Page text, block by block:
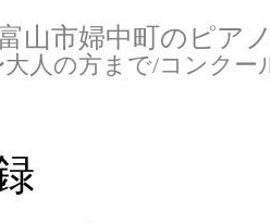
山市婦中町のピアノ
大人の方まで/コンク